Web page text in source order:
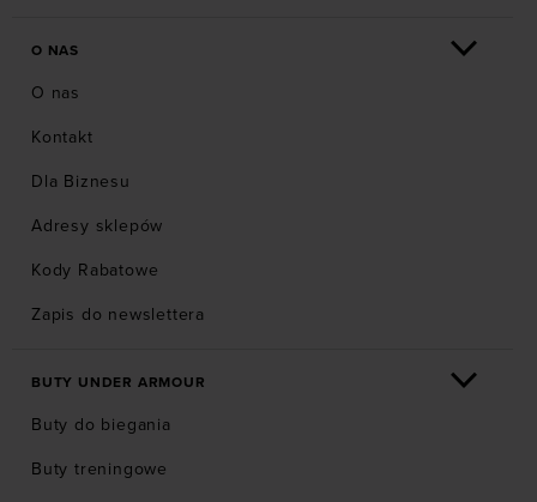
O NAS
O nas
Kontakt
Dla Biznesu
Adresy sklepów
Kody Rabatowe
Zapis do newslettera
BUTY UNDER ARMOUR
Buty do biegania
Buty treningowe